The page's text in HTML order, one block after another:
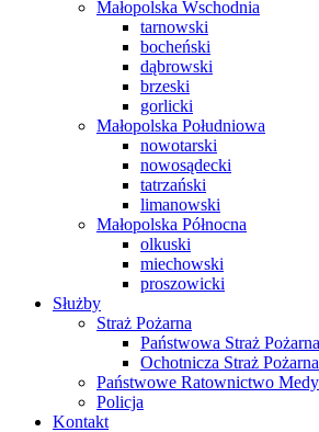
Małopolska Wschodnia
tarnowski
bocheński
dąbrowski
brzeski
gorlicki
Małopolska Południowa
nowotarski
nowosądecki
tatrzański
limanowski
Małopolska Północna
olkuski
miechowski
proszowicki
Służby
Straż Pożarna
Państwowa Straż Pożarna
Ochotnicza Straż Pożarna
Państwowe Ratownictwo
Policja
Kontakt